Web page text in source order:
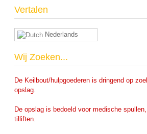
Vertalen
Nederlands
Wij Zoeken...
De Keilbout/hulpgoederen is dringend op
opslag.
De opslag is bedoeld voor medische
tilliften.